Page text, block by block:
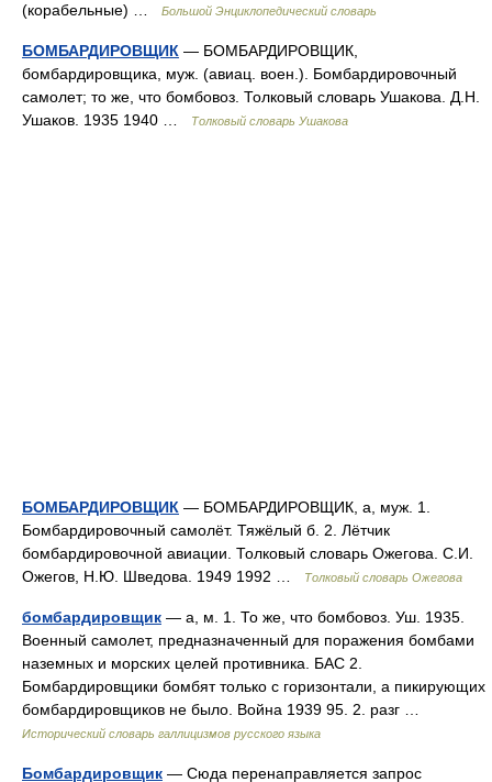
(корабельные) …
Большой Энциклопедический словарь
БОМБАРДИРОВЩИК — БОМБАРДИРОВЩИК,
бомбардировщика, муж. (авиац. воен.). Бомбардировочный
самолет; то же, что бомбовоз. Толковый словарь Ушакова. Д.Н.
Ушаков. 1935 1940 …
Толковый словарь Ушакова
БОМБАРДИРОВЩИК — БОМБАРДИРОВЩИК, а, муж. 1.
Бомбардировочный самолёт. Тяжёлый б. 2. Лётчик
бомбардировочной авиации. Толковый словарь Ожегова. С.И.
Ожегов, Н.Ю. Шведова. 1949 1992 …
Толковый словарь Ожегова
бомбардировщик — а, м. 1. То же, что бомбовоз. Уш. 1935.
Военный самолет, предназначенный для поражения бомбами
наземных и морских целей противника. БАС 2.
Бомбардировщики бомбят только с горизонтали, а пикирующих
бомбардировщиков не было. Война 1939 95. 2. разг …
Исторический словарь галлицизмов русского языка
Бомбардировщик — Сюда перенаправляется запрос